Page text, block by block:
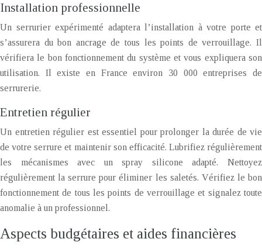
Installation professionnelle
Un serrurier expérimenté adaptera l’installation à votre porte et
s’assurera du bon ancrage de tous les points de verrouillage. Il
vérifiera le bon fonctionnement du système et vous expliquera son
utilisation. Il existe en France environ 30 000 entreprises de
serrurerie.
Entretien régulier
Un entretien régulier est essentiel pour prolonger la durée de vie
de votre serrure et maintenir son efficacité. Lubrifiez régulièrement
les mécanismes avec un spray silicone adapté. Nettoyez
régulièrement la serrure pour éliminer les saletés. Vérifiez le bon
fonctionnement de tous les points de verrouillage et signalez toute
anomalie à un professionnel.
Aspects budgétaires et aides financières